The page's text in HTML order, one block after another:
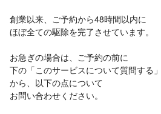
創業以来、ご予約から48時間以内に
ほぼ全ての駆除を完了させています。
お急ぎの場合は、ご予約の前に
下の「このサービスについて質問する」
から、以下の点について
お問い合わせください。